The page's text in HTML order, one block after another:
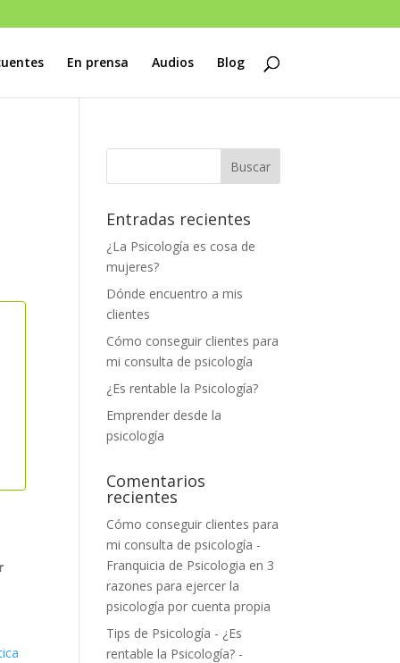
En prensa Audios Blog
Entradas recientes
¿La Psicología es cosa de
mujeres?
Dónde encuentro a mis
clientes
Cómo conseguir clientes para
mi consulta de psicología
¿Es rentable la Psicología?
Emprender desde la
psicología
Comentarios
recientes
Cómo conseguir clientes para
mi consulta de psicología -
Franquicia de Psicologia en 3
razones para ejercer la
psicología por cuenta propia
Tips de Psicología - ¿Es
rentable la Psicología? -